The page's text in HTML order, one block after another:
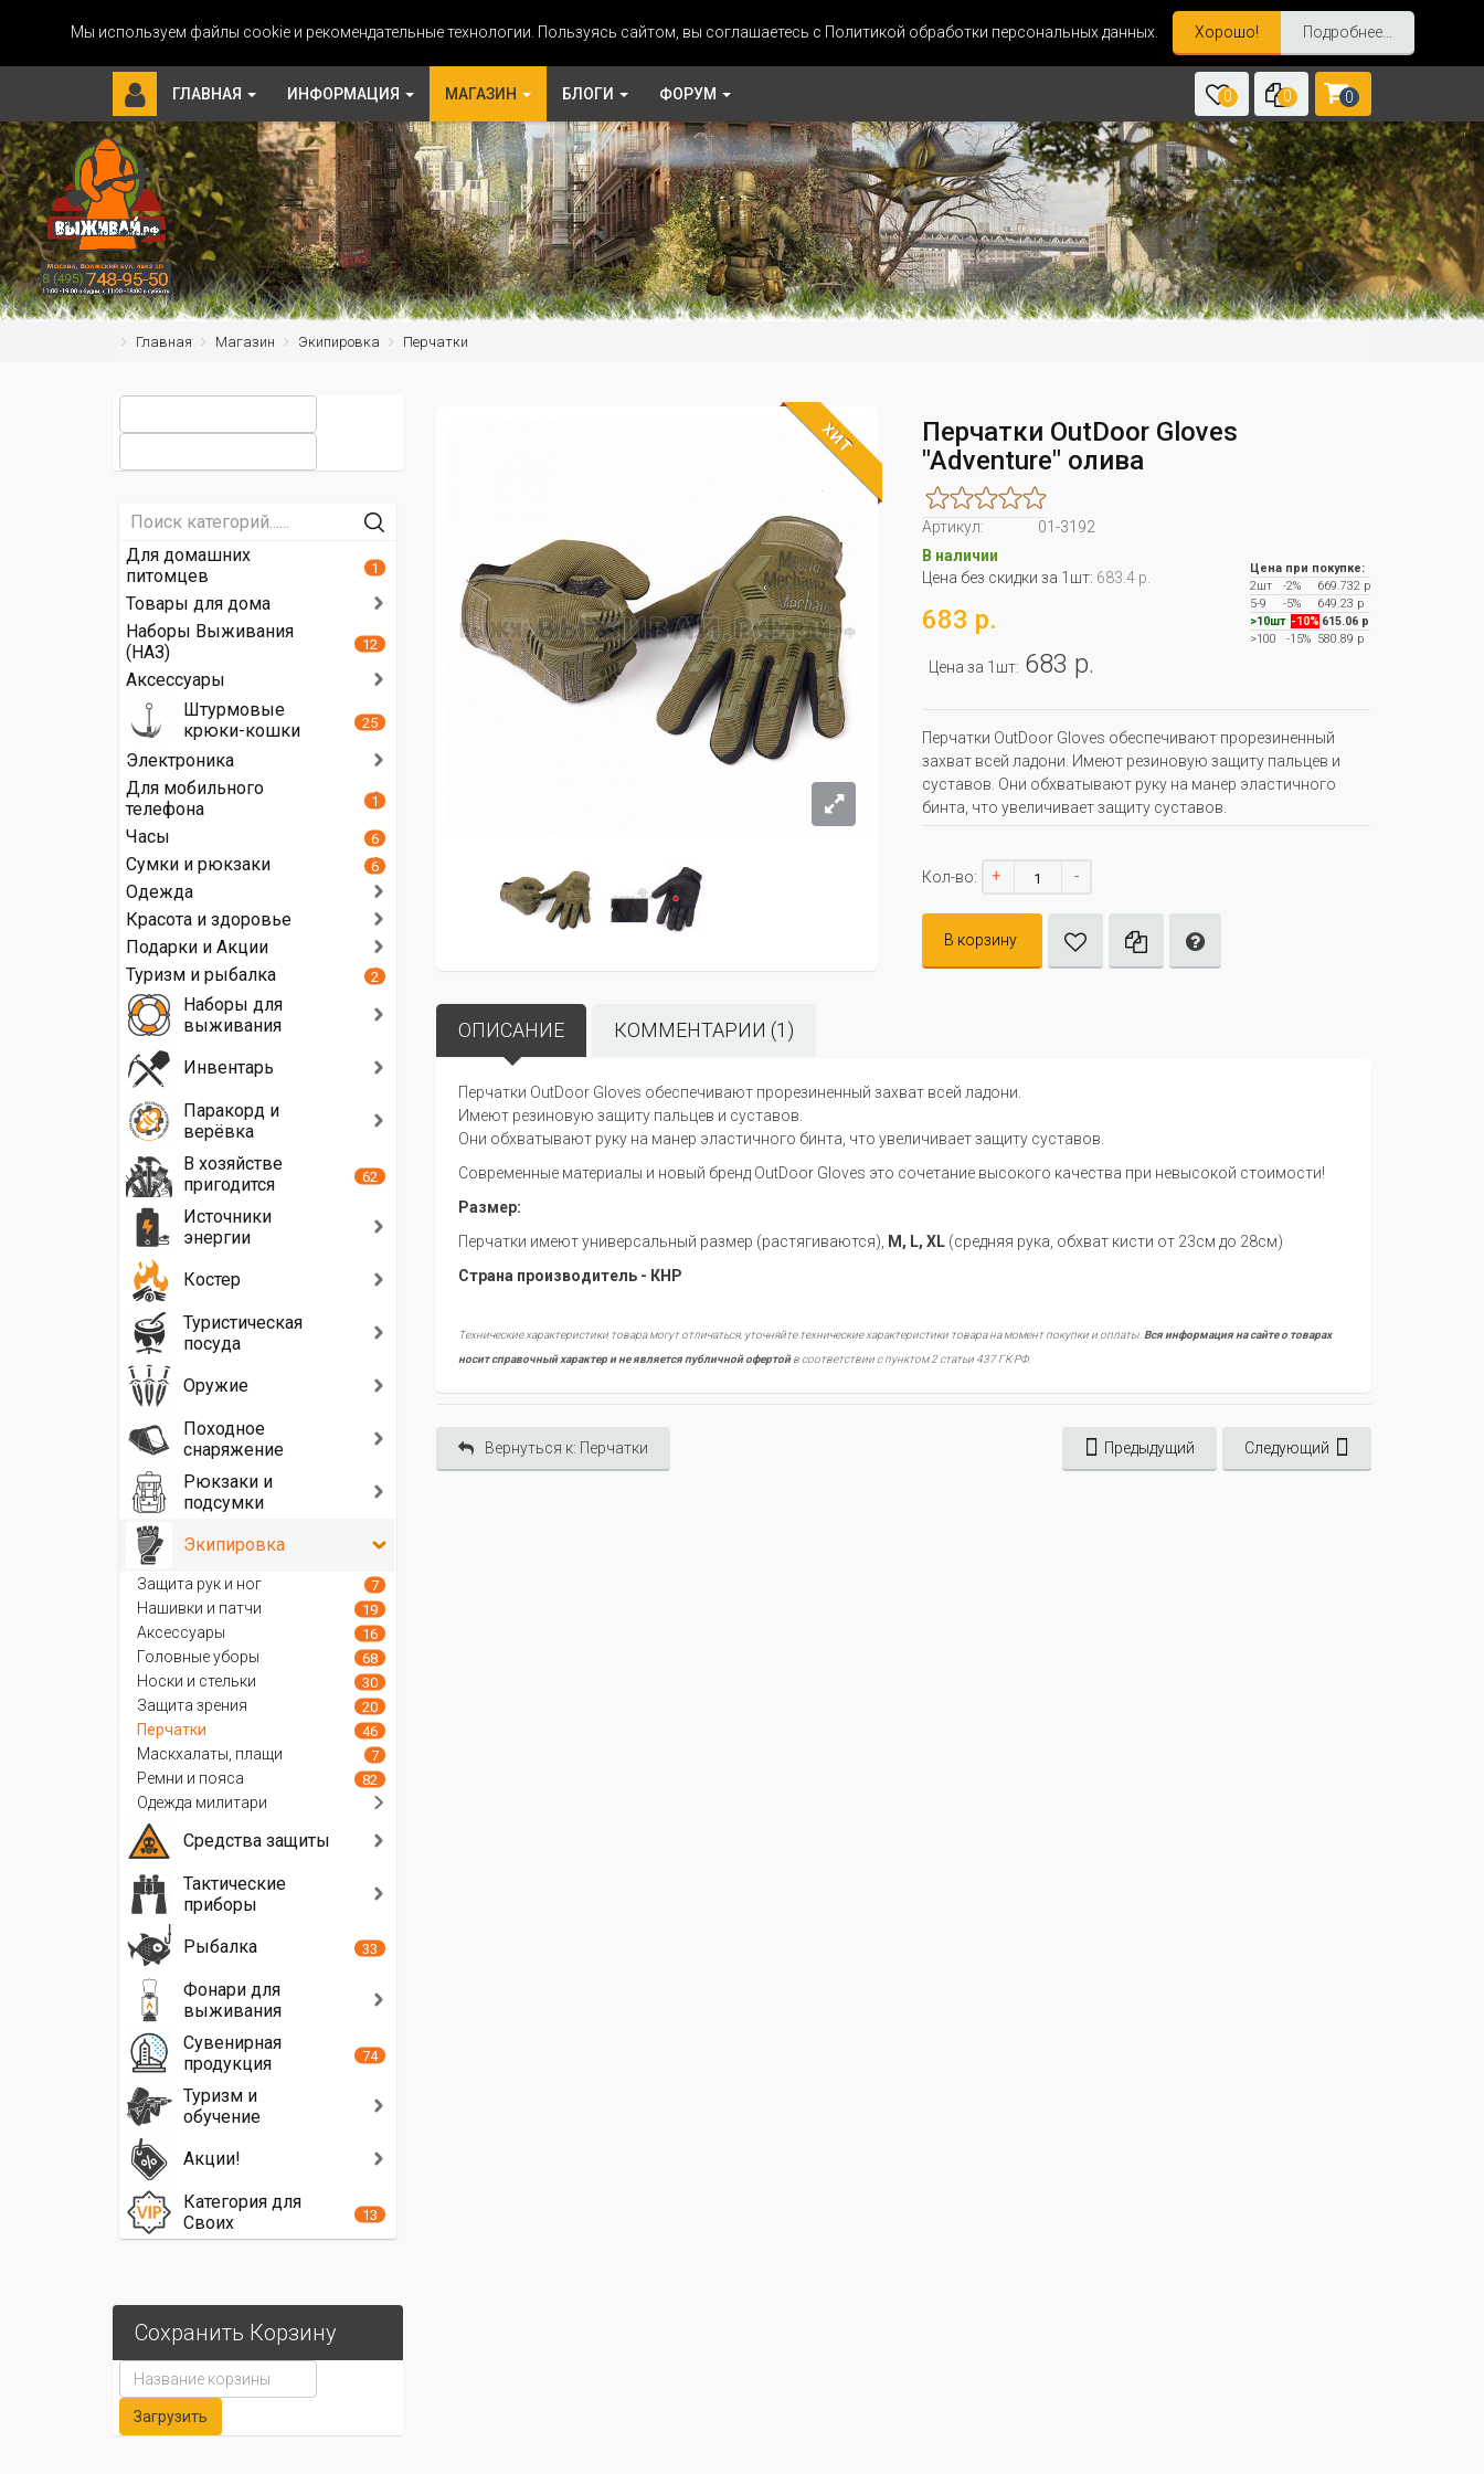
Мы используем файлы cookie и рекомендательные технологии. Пользуясь сайтом, вы соглашаетесь с Политикой обработки персональных данных. Хорошо! Подробнее...
ГЛАВНАЯ ИНФОРМАЦИЯ МАГАЗИН БЛОГИ ФОРУМ 0 0 0
Главная Магазин Экипировка Перчатки
ХИТ
Перчатки OutDoor Gloves
"Adventure" олива
Артикул:
01-3192
В наличии
Цена без скидки за 1шт: 683.4 р.
683 р.
Цена за 1шт: 683 р.
Цена при покупке:
2шт
-2%
669.732 р
5-9
-5%
649.23 р
>10шт -10% 615.06 р
>100
-15%580.89 р
Перчатки OutDoor Gloves обеспечивают прорезиненный
захват всей ладони. Имеют резиновую защиту пальцев и
суставов. Они обхватывают руку на манер эластичного
бинта, что увеличивает защиту суставов.
Кол-во: + -
В корзину
ОПИСАНИЕ КОММЕНТАРИИ (1)
Перчатки OutDoor Gloves обеспечивают прорезиненный захват всей ладони.
Имеют резиновую защиту пальцев и суставов.
Они обхватывают руку на манер эластичного бинта, что увеличивает защиту суставов.
Современные материалы и новый бренд OutDoor Gloves это сочетание высокого качества при невысокой стоимости!
Размер:
Перчатки имеют универсальный размер (растягиваются),
М, L, XL(средняя рука, обхват кисти от 23см до 28см)
Страна производитель - КНР
Технические характеристики товара могут отличаться, уточняйте технические характеристики товара на момент покупки и оплаты. Вся информация на сайте о товарах
носит справочный характер и не является публичной офертойв соответствии с пунктом 2 статьи 437 ГК РФ.
Вернуться к: Перчатки Предыдущий Следующий
Для домашних
питомцев
1
Товары для дома
Наборы Выживания
(НАЗ)
12
Аксессуары
Штурмовые
крюки-кошки
25
Электроника
Для мобильного
телефона
1
Часы 6
Сумки и рюкзаки 6
Одежда
Красота и здоровье
Подарки и Акции
Туризм и рыбалка
2
Наборы для
выживания
Инвентарь
Паракорд и
верёвка
В хозяйстве
пригодится
62
Источники
энергии
Костер
Туристическая
посуда
Оружие
Походное
снаряжение
Рюкзаки и
подсумки
Экипировка
Защита рук и ног 7
Нашивки и патчи 19
Аксессуары 16
Головные уборы 68
Носки и стельки 30
Защита зрения 20
Перчатки 46
Маскхалаты, плащи 7
Ремни и пояса 82
Одежда милитари
Средства защиты
Тактические
приборы
Рыбалка
33
Фонари для
выживания
Сувенирная
продукция
74
Туризм и
обучение
Акции!
Категория для
Своих
13
Сохранить Корзину